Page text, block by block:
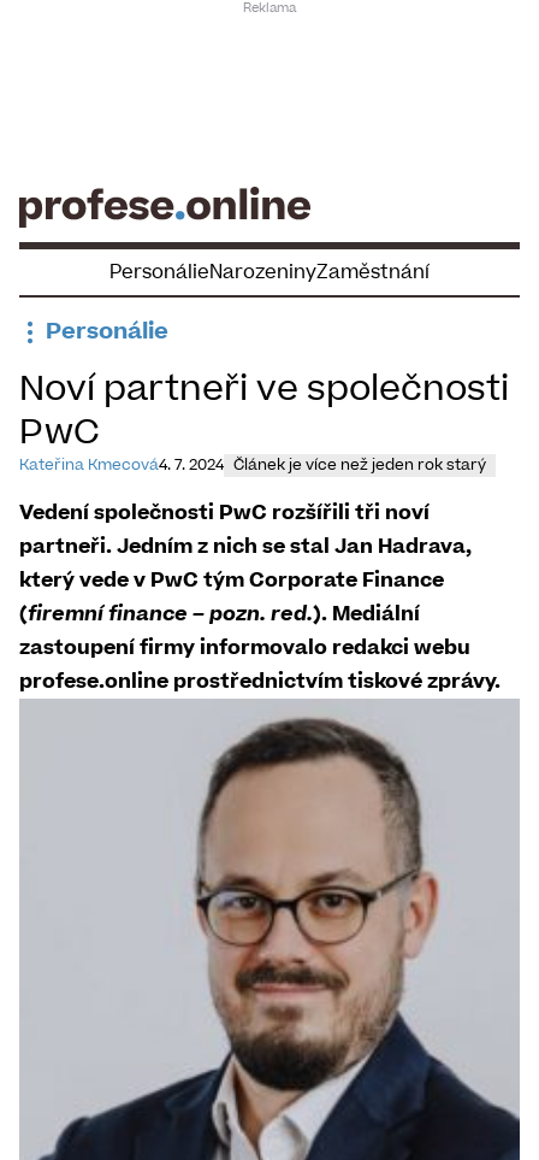
PersonálieNarozeninyZaměstnání
Personálie
Noví partneři ve společnosti
PwC
Kateřina Kmecová4. 7. 2024 Článek je více než jeden rok starý
Vedení společnosti PwC rozšířili tři noví
partneři. Jedním z nich se stal Jan Hadrava,
který vede v PwC tým Corporate Finance
(firemní finance – pozn. red.). Mediální
zastoupení firmy informovalo redakci webu
profese.online prostřednictvím tiskové zprávy.